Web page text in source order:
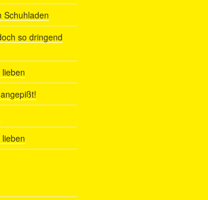
Schuhladen
so dringend
lieben
lieben